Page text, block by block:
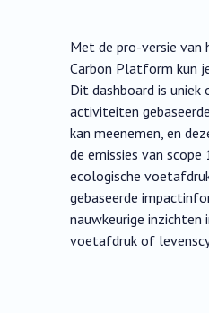
Met de pro-versie van
Carbon Platform kun
Dit dashboard is
activiteiten
kan meenemen, en
de emissies van
ecologische
gebaseerde
nauwkeurige inzichten
voetafdruk of